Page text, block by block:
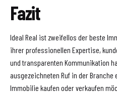
Fazit
Ideal Real ist zweifellos der beste
ihrer professionellen Expertise,
und transparenten Kommunikation
ausgezeichneten Ruf in der Branche
Immobilie kaufen oder verkaufen